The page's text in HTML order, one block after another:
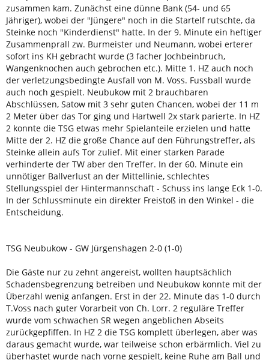
zusammen kam. Zunächst eine dünne Bank (54- und 65
Jähriger), wobei der "Jüngere" noch in die Startelf rutschte, da
Steinke noch "Kinderdienst" hatte. In der 9. Minute ein heftiger
Zusammenprall zw. Burmeister und Neumann, wobei erterer
sofort ins KH gebracht wurde (3 facher Jochbeinbruch,
Wangenknochen auch gebrochen etc.). Mitte 1. HZ auch noch
der verletzungsbedingte Ausfall von M. Voss. Fussball wurde
auch noch gespielt. Neubukow mit 2 brauchbaren
Abschlüssen, Satow mit 3 sehr guten Chancen, wobei der 11 m
2 Meter über das Tor ging und Hartwell 2x stark parierte. In HZ
2 konnte die TSG etwas mehr Spielanteile erzielen und hatte
Mitte der 2. HZ die große Chance auf den Führungstreffer, als
Steinke allein aufs Tor zulief. Mit einer starken Parade
verhinderte der TW aber den Treffer. In der 60. Minute ein
unnötiger Ballverlust an der Mittellinie, schlechtes
Stellungsspiel der Hintermannschaft - Schuss ins lange Eck 1-0.
In der Schlussminute ein direkter Freistoß in den Winkel - die
Entscheidung.
TSG Neubukow - GW Jürgenshagen 2-0 (1-0)
Die Gäste nur zu zehnt angereist, wollten hauptsächlich
Schadensbegrenzung betreiben und Neubukow konnte mit der
Überzahl wenig anfangen. Erst in der 22. Minute das 1-0 durch
T.Voss nach guter Vorarbeit von Ch. Lorr. 2 reguläre Treffer
wurde vom schwachen SR wegen angeblichen Abseits
zurückgepfiffen. In HZ 2 die TSG komplett überlegen, aber was
daraus gemacht wurde, war teilweise schon erbärmlich. Viel zu
überhastet wurde nach vorne gespielt, keine Ruhe am Ball und